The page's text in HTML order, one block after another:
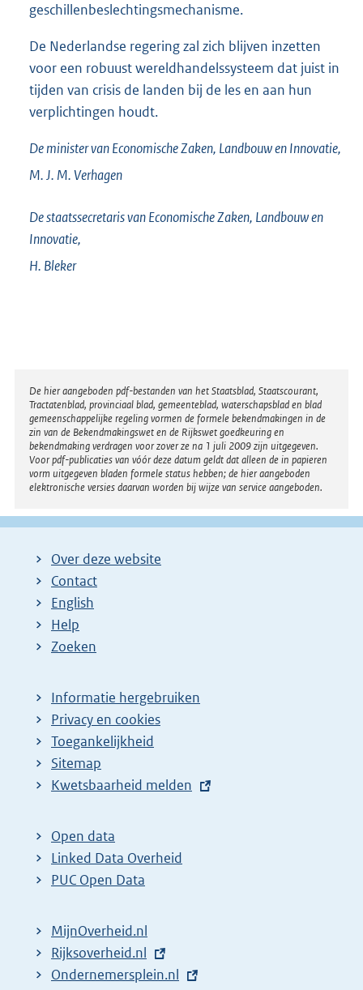
geschillenbeslechtingsmechanisme.
De Nederlandse regering zal zich blijven inzetten
voor een robuust wereldhandelssysteem dat juist in
tijden van crisis de landen bij de les en aan hun
verplichtingen houdt.
De minister van Economische Zaken, Landbouw en Innovatie,
M. J. M.Verhagen
De staatssecretaris van Economische Zaken, Landbouw en
Innovatie,
H. Bleker
Disclaimer
De hier aangeboden pdf-bestanden van het Staatsblad, Staatscourant,
Tractatenblad, provinciaal blad, gemeenteblad, waterschapsblad en blad
gemeenschappelijke regeling vormen de formele bekendmakingen in de
zin van de Bekendmakingswet en de Rijkswet goedkeuring en
bekendmaking verdragen voor zover ze na 1 juli 2009 zijn uitgegeven.
Voor pdf-publicaties van vóór deze datum geldt dat alleen de in papieren
vorm uitgegeven bladen formele status hebben; de hier aangeboden
elektronische versies daarvan worden bij wijze van service aangeboden.
Over deze website
Contact
English
Help
Zoeken
Informatie hergebruiken
Privacy en cookies
Toegankelijkheid
Sitemap
E
t
e
r
l
i
n
Kwetsbaarheid melden
Open data
Linked Data Overheid
PUC Open Data
MijnOverheid.nl
E
x
Rijksoverheid.nl
E
Ondernemersplein.nl